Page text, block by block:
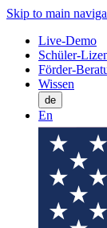
Skip to main
Live-Demo
Schüler-
Förder-
Wissen
de
En